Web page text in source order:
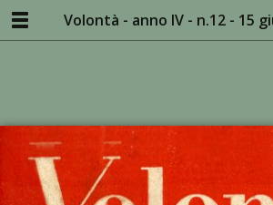
Volontà - anno IV - n.12 - 15